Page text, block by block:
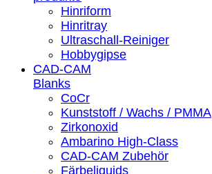
Hinriform
Hinritray
Ultraschall-Reiniger
Hobbygipse
CAD-CAM
Blanks
CoCr
Kunststoff / Wachs / PMMA
Zirkonoxid
Ambarino High-Class
CAD-CAM Zubehör
Färbeliquids